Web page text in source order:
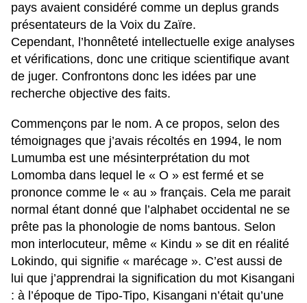
pays avaient considéré comme un deplus grands
présentateurs de la Voix du Zaïre.
Cependant, l’honnêteté intellectuelle exige analyses
et vérifications, donc une critique scientifique avant
de juger. Confrontons donc les idées par une
recherche objective des faits.
Commençons par le nom. A ce propos, selon des
témoignages que j’avais récoltés en 1994, le nom
Lumumba est une mésinterprétation du mot
Lomomba dans lequel le « O » est fermé et se
prononce comme le « au » français. Cela me parait
normal étant donné que l’alphabet occidental ne se
prête pas la phonologie de noms bantous. Selon
mon interlocuteur, même « Kindu » se dit en réalité
Lokindo, qui signifie « marécage ». C’est aussi de
lui que j’apprendrai la signification du mot Kisangani
: à l’époque de Tipo-Tipo, Kisangani n’était qu’une